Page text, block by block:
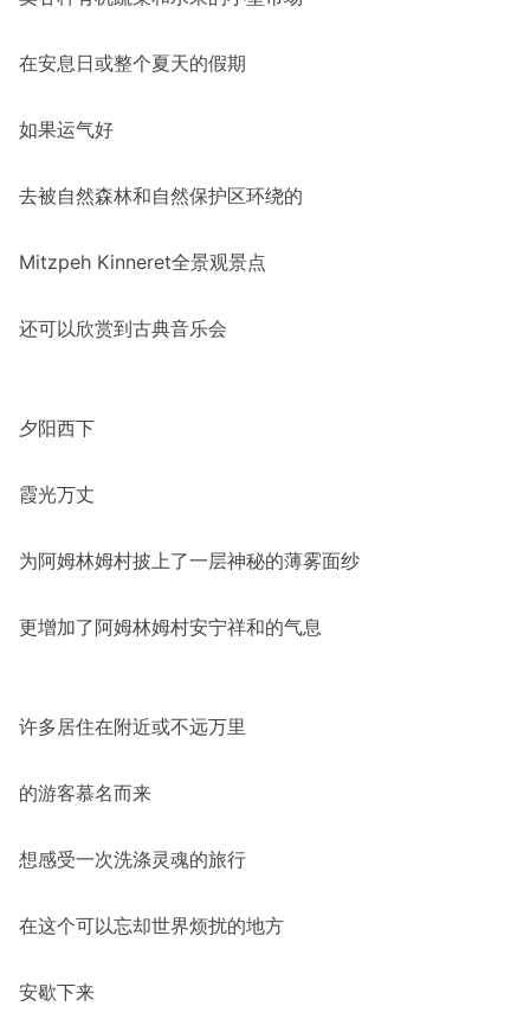
在安息日或整个夏天的假期
如果运气好
去被自然森林和自然保护区环绕的
Mitzpeh Kinneret全景观景点
还可以欣赏到古典音乐会
夕阳西下
霞光万丈
为阿姆林姆村披上了一层神秘的薄雾面纱
更增加了阿姆林姆村安宁祥和的气息
许多居住在附近或不远万里
的游客慕名而来
想感受一次洗涤灵魂的旅行
在这个可以忘却世界烦扰的地方
安歇下来